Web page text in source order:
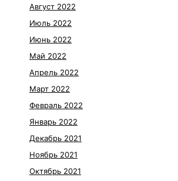
Август 2022
Июль 2022
Июнь 2022
Май 2022
Апрель 2022
Март 2022
Февраль 2022
Январь 2022
Декабрь 2021
Ноябрь 2021
Октябрь 2021